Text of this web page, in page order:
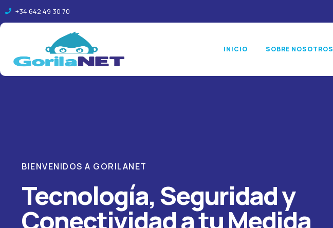
+34 642 49 30 70
INICIO SOBRE NOSOTROS
BIENVENIDOS A GORILANET
Tecnología, Seguridad y
Conectividad a tu Medida